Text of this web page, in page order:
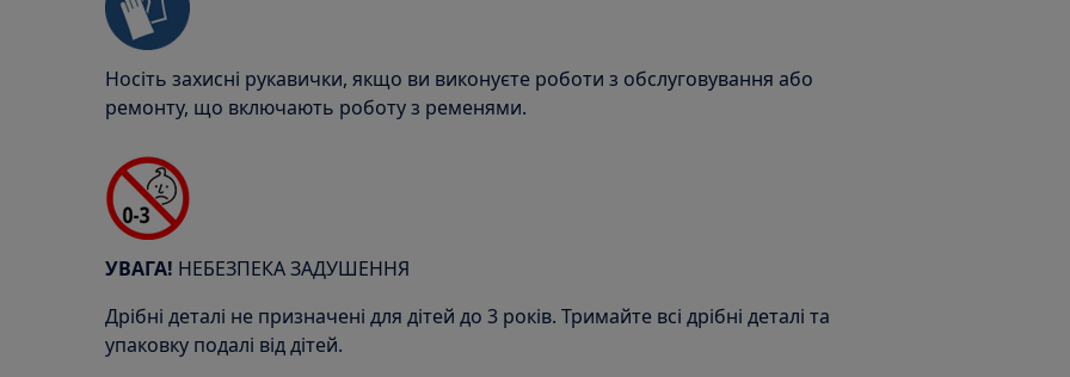
Носіть захисні рукавички, якщо ви виконуєте роботи з обслуговування або
ремонту, що включають роботу з ременями.
УВАГА! НЕБЕЗПЕКА ЗАДУШЕННЯ
Дрібні деталі не призначені для дітей до 3 років. Тримайте всі дрібні деталі та
упаковку подалі від дітей.